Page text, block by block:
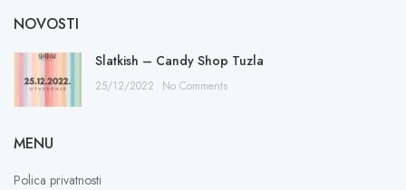
NOVOSTI
Slatkish – Candy Shop Tuzla
25/12/2022 No Comments
MENU
Polica privatnosti